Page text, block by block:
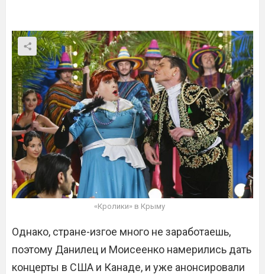
«Кролики» в Крыму
Однако, стране-изгое много не заработаешь,
поэтому Данилец и Моисеенко намерились дать
концерты в США и Канаде, и уже анонсировали